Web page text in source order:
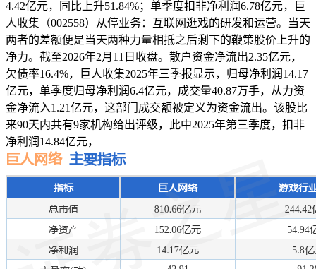
4.42亿元，同比上升51.84%；单季度扣非净利润6.78亿元，巨
人收集（002558）从停业务：互联网逛戏的研发和运营。当天
两者的差额便是当天两种力量相抵之后剩下的鞭策股价上升的
净力。截至2026年2月11日收盘。散户资金净流出2.35亿元，
欠债率16.4%，巨人收集2025年三季报显示，归母净利润14.17
亿元，单季度归母净利润6.4亿元，成交量40.87万手，从力资
金净流入1.21亿元，这部门成交额被定义为资金流出。该股比
来90天内共有9家机构给出评级，此中2025年第三季度，扣非
净利润14.84亿元，